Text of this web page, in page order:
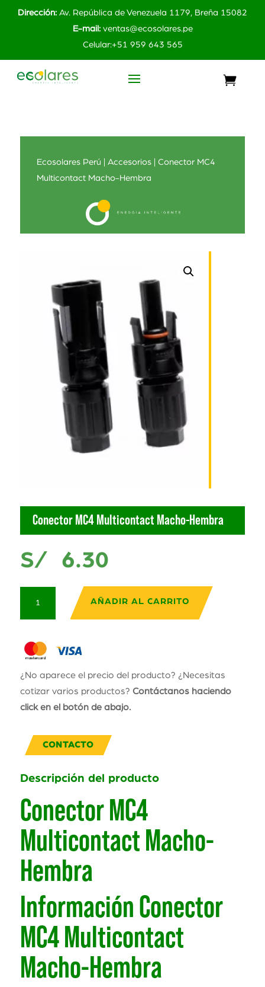
Dirección: Av. República de Venezuela 1179, Breña 15082
E-mail: ventas@ecosolares.pe
Celular:+51 959 643 565
Ecosolares Perú Accesorios| Conector MC4
Multicontact Macho-Hembra
Conector MC4 Multicontact Macho-Hembra
S/6.30
Macho-
Hembra
cantidad
AÑADIR AL CARRITO
¿No aparece el precio del producto? ¿Necesitas
cotizar varios productos? Contáctanos haciendo
click en el botón de abajo.
CONTACTO
Descripción del producto
Conector MC4
Multicontact Macho-
Hembra
Información Conector
MC4 Multicontact
Macho-Hembra